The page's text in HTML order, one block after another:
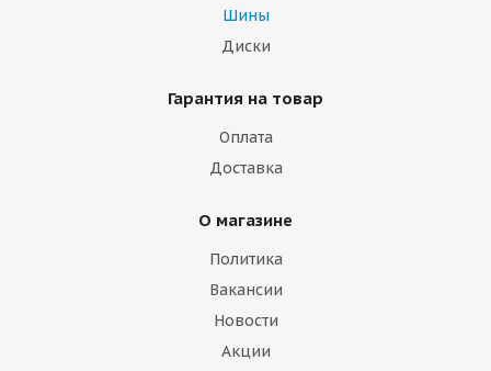
Шины
Диски
Гарантия на товар
Оплата
Доставка
О магазине
Политика
Вакансии
Новости
Акции